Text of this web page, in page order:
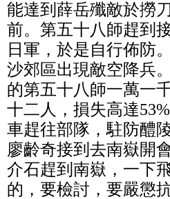
能達到薛岳殲敵於撈
前。第五十八師趕到
日軍，於是自行佈防
沙郊區出現敵空降兵
的第五十八師一萬一
十二人，損失高達
車趕往部隊，駐防醴
廖齡奇接到去南嶽開
介石趕到南嶽，一下
的，要檢討，要嚴懲